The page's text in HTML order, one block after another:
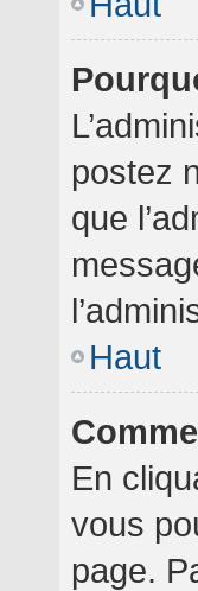
postez
que
Haut
En
vous
page.